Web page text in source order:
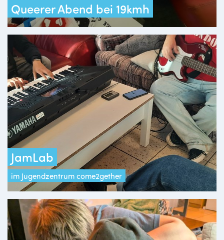
Queerer Abend bei 19kmh
JamLab
im Jugendzentrum come2gether